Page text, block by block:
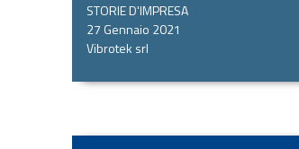
STORIE D'IMPRESA
27 Gennaio 2021
Vibrotek srl